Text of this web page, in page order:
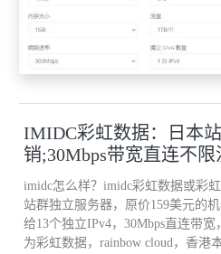
IMIDC彩虹数据：日本
销;30Mbps带宽直连不限
imidc怎么样？imidc彩虹数据或彩
站群独立服务器，原价159美元的
给13个独立IPv4，30Mbps直连带
为彩虹数据，rainbow cloud，香港